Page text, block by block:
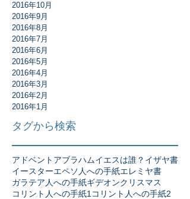
2016年10月
2016年9月
2016年8月
2016年7月
2016年6月
2016年5月
2016年4月
2016年3月
2016年2月
2016年1月
タグから検索
アドベント アブラハムイエスは誰？ イザヤ書
イースターエペソ人への手紙エレミヤ書
ガラテア人への手紙ギデオンクリスマス
コリント人への手紙1 コリント人への手紙2